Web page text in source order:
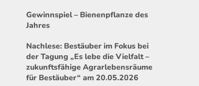
Gewinnspiel – Bienenpflanze des
Jahres
Nachlese: Bestäuber im Fokus bei
der Tagung „Es lebe die Vielfalt –
zukunftsfähige Agrarlebensräume
für Bestäuber“ am 20.05.2026